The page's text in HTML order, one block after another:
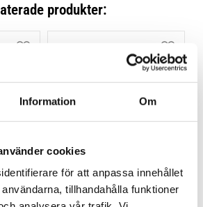
Information Om
cookies
för att anpassa innehållet
tillhandahålla funktioner
produkter:
THULE FLUSH RAIL
EDGE FOTSATS 4-PACK
Lägg